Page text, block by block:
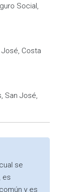
Social,
José, Costa
San José,
se
es
y es